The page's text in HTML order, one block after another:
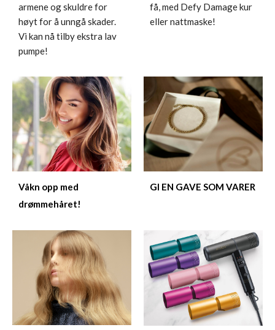
armene og skuldre for
høyt for å unngå skader.
Vi kan nå tilby ekstra lav
pumpe!
få, med Defy Damage kur
eller nattmaske!
Våkn opp med
drømmehåret!
GI EN GAVE SOM VARER